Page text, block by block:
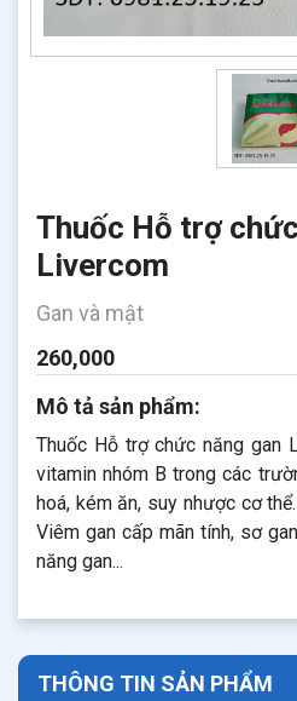
Thuốc Hỗ trợ
Livercom
Gan và mật
260,000
Mô tả sản phẩm:
Thuốc Hỗ trợ chức năng gan
vitamin nhóm B trong các
hoá, kém ăn, suy nhược cơ
Viêm gan cấp mãn tính, sơ
năng gan...
THÔNG TIN SẢN PHẨM